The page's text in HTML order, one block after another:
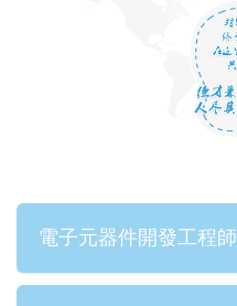
電子元器件開發工程師